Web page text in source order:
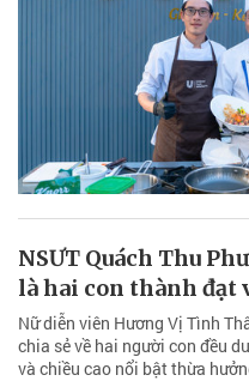
NSƯT Quách Thu
là hai con thành đạt
Nữ diễn viên Hương Vị Tình
chia sẻ về hai người con đều
và chiều cao nổi bật thừa